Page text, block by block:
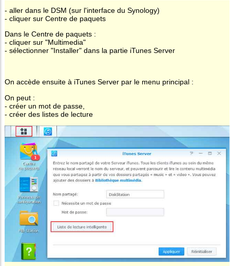
- aller dans le DSM (sur l'interface du Synology)
- cliquer sur Centre de paquets
Dans le Centre de paquets :
- cliquer sur "Multimedia"
- sélectionner "Installer" dans la partie iTunes Server
On accède ensuite à iTunes Server par le menu principal :
On peut :
- créer un mot de passe,
- créer des listes de lecture